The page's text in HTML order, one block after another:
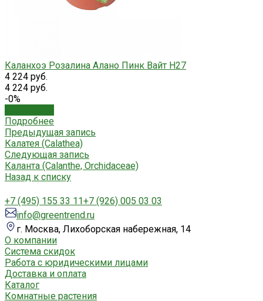
Каланхоэ Розалина Алано Пинк Вайт H27
4 224 руб.
4 224 руб.
-0%
Подробнее
Предыдущая запись
Калатея (Calathea)
Следующая запись
Каланта (Calanthe, Orchidaceae)
Назад к списку
+7 (495) 155 33 11+7 (926) 005 03 03
info@greentrend.ru
г. Москва, Лихоборская набережная, 14
О компании
Система скидок
Работа с юридическими лицами
Доставка и оплата
Каталог
Комнатные растения